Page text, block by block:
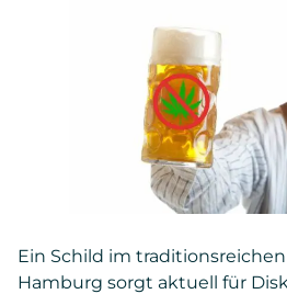
Ein Schild im
Hamburg sorgt aktuell für